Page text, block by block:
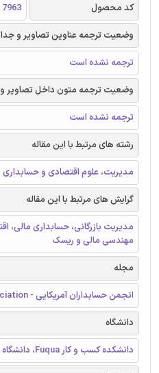
کد محصول
7963
وضعیت ترجمه عناوین تصاویر و
ترجمه نشده است
وضعیت ترجمه متون داخل تصاویر
ترجمه نشده است
رشته های مرتبط با این مقاله
مدیریت، علوم اقتصادی و حسابداری
گرایش های مرتبط با این مقاله
مدیریت بازرگانی، حسابداری مالی،
مهندسی مالی و ریسک
مجله
انجمن حسابداران آمریکایی - American Accounting Association
دانشگاه
دانشکده کسب و کار Fuqua، دانشگاه دوک دورهام، ایالات متحده آمریکا